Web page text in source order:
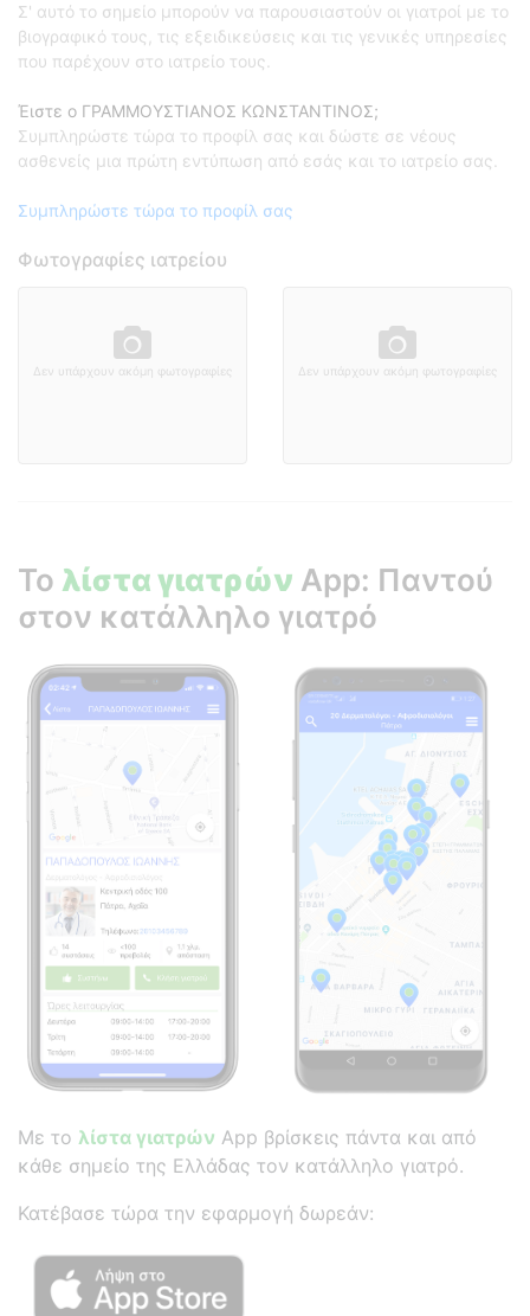
Σ' αυτό το σημείο μπορούν να παρουσιαστούν οι γιατροί με το
βιογραφικό τους, τις εξειδικεύσεις και τις γενικές υπηρεσίες
που παρέχουν στο ιατρείο τους.
Έιστε ο ΓΡΑΜΜΟΥΣΤΙΑΝΟΣ ΚΩΝΣΤΑΝΤΙΝΟΣ;
Συμπληρώστε τώρα το προφίλ σας και δώστε σε νέους
ασθενείς μια πρώτη εντύπωση από εσάς και το ιατρείο σας.
Συμπληρώστε τώρα το προφίλ σας
Φωτογραφίες ιατρείου
Δεν υπάρχουν ακόμη φωτογραφίες Δεν υπάρχουν ακόμη φωτογραφίες
Το λίστα γιατρών App: Παντού
στον κατάλληλο γιατρό
Με το λίστα γιατρών App βρίσκεις πάντα και από
κάθε σημείο της Ελλάδας τον κατάλληλο γιατρό.
Κατέβασε τώρα την εφαρμογή δωρεάν: